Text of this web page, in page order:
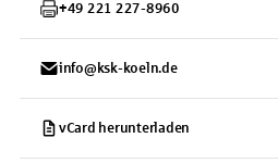
+49 221 227-8960
info@ksk-koeln.de
vCard herunterladen